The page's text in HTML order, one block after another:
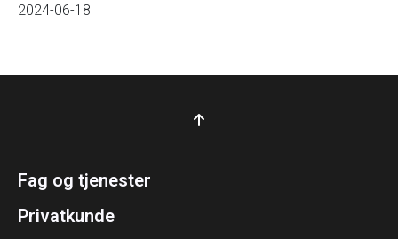
2024-06-18
Fag og tjenester
Privatkunde